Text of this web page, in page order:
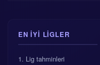
EN IYI LIGLER
1. Lig tahminleri